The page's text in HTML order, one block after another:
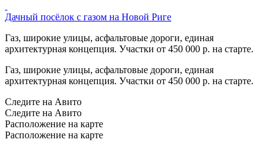
Дачный посёлок с газом на Новой Риге
Газ, широкие улицы, асфальтовые дороги, единая
архитектурная концепция. Участки от 450 000 р. на старте.
Газ, широкие улицы, асфальтовые дороги, единая
архитектурная концепция. Участки от 450 000 р. на старте.
Следите на Авито
Следите на Авито
Расположение на карте
Расположение на карте